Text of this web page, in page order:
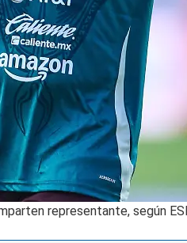
representante, según